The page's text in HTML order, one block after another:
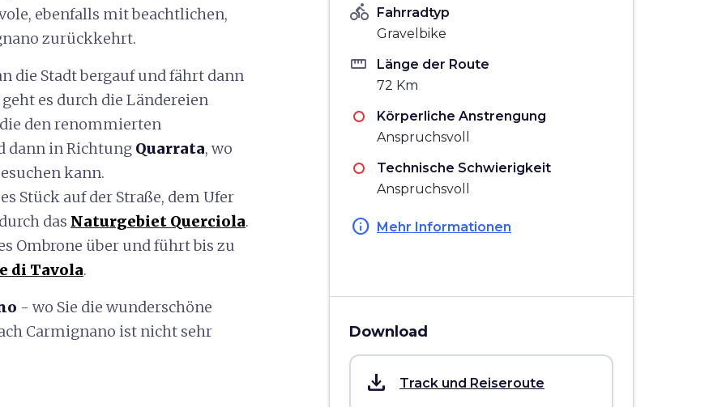
ebenfalls mit beachtlichen,
zurückkehrt.
die Stadt bergauf und fährt dann
geht es durch die Ländereien
den renommierten
dann in Richtung Quarrata, wo
kann.
Stück auf der Straße, dem Ufer
das Naturgebiet Querciola.
Ombrone über und führt bis zu
di Tavola.
- wo Sie die wunderschöne
Carmignano ist nicht sehr
directions_bike Fahrradtyp
Gravelbike
straighten
Länge der Route
72 Km
Körperliche Anstrengung
Anspruchsvoll
Technische Schwierigkeit
Anspruchsvoll
info Mehr Informationen
Download
save_alt Track und Reiseroute